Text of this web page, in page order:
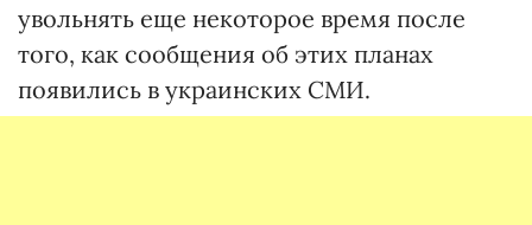
увольнять еще некоторое время после
того, как сообщения об этих планах
появились в украинских СМИ.